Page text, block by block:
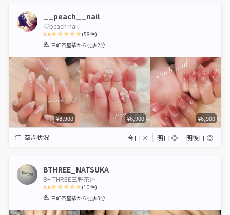
__peach__nail
♡peach nail
4.9
1 2 3 4 5
(58件)
三軒茶屋駅から徒歩2分
¥8,900 ¥6,900 ¥6,900
空き状況 今日 × 明日 ◎ 明後日 ◎
BTHREE_NATSUKA
B+ THREE三軒茶屋
4.8
1 2 3 4 5
(10件)
三軒茶屋駅から徒歩3分